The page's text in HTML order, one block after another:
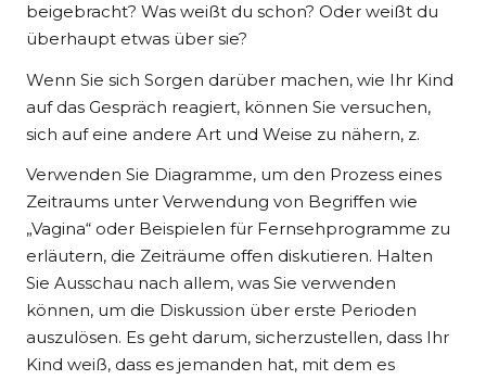
beigebracht? Was weißt du schon? Oder weißt du
überhaupt etwas über sie?
Wenn Sie sich Sorgen darüber machen, wie Ihr Kind
auf das Gespräch reagiert, können Sie versuchen,
sich auf eine andere Art und Weise zu nähern, z.
Verwenden Sie Diagramme, um den Prozess eines
Zeitraums unter Verwendung von Begriffen wie
„Vagina“ oder Beispielen für Fernsehprogramme zu
erläutern, die Zeiträume offen diskutieren. Halten
Sie Ausschau nach allem, was Sie verwenden
können, um die Diskussion über erste Perioden
auszulösen. Es geht darum, sicherzustellen, dass Ihr
Kind weiß, dass es jemanden hat, mit dem es